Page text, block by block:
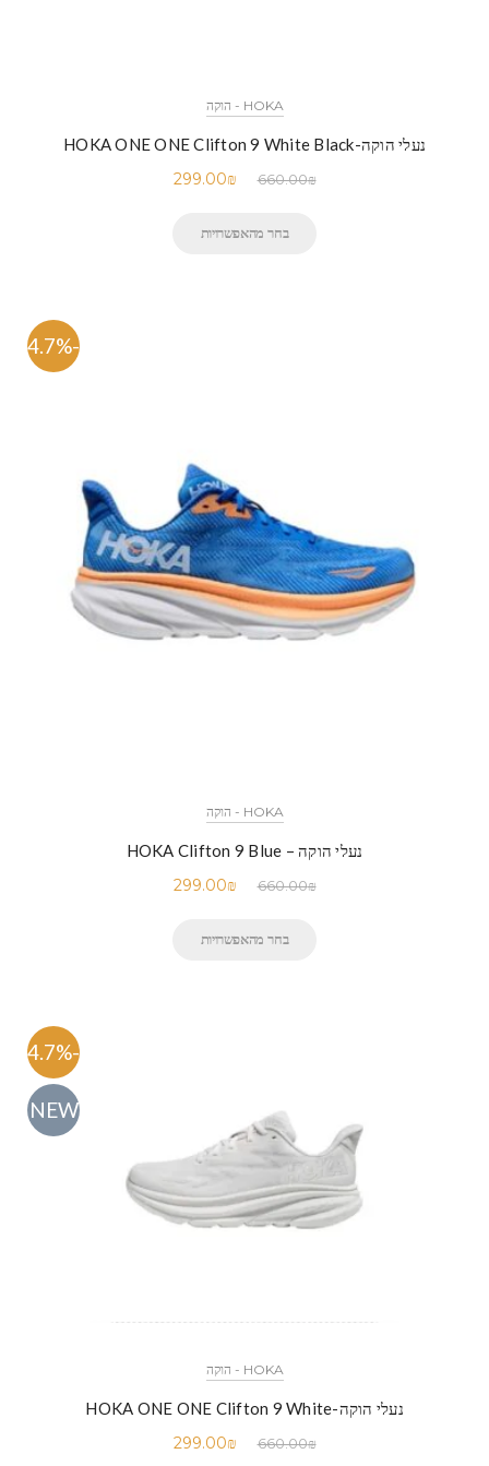
HOKA - הוקה
נעלי הוקה-HOKA ONE ONE Clifton 9 White Black
660.00₪
299.00₪
בחר מהאפשרויות
-54.7%
HOKA - הוקה
נעלי הוקה – HOKA Clifton 9 Blue
660.00₪
299.00₪
בחר מהאפשרויות
-54.7%
NEW
HOKA - הוקה
נעלי הוקה-HOKA ONE ONE Clifton 9 White
660.00₪
299.00₪